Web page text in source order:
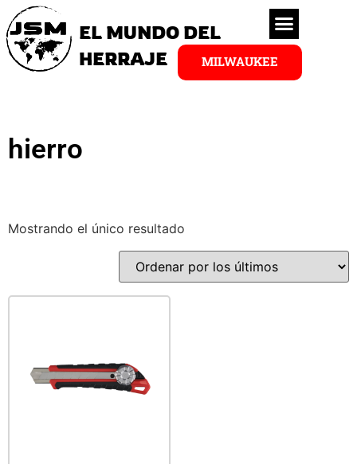
EL MUNDO DEL
HERRAJE
MILWAUKEE
hierro
Mostrando el único resultado